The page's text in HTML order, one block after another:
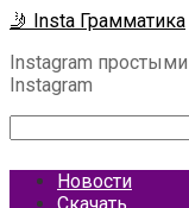
Перейти
контенту
🤳 Insta Грамматика
Instagram
Instagram
Новости